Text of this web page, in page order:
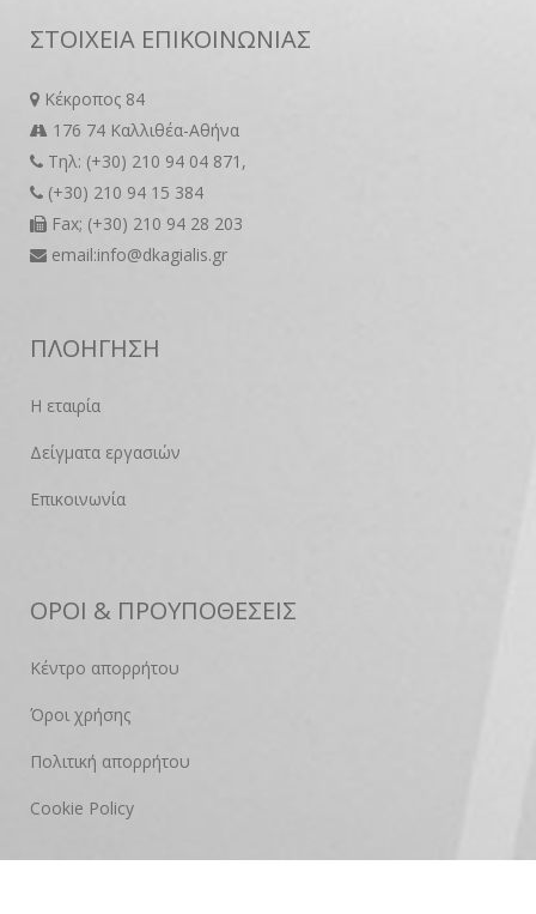
ΣΤΟΙΧΕΙΑ ΕΠΙΚΟΙΝΩΝΙΑΣ
Κέκροπος 84
176 74 Καλλιθέα-Αθήνα
Τηλ: (+30) 210 94 04 871,
(+30) 210 94 15 384
Fax; (+30) 210 94 28 203
email:info@dkagialis.gr
ΠΛΟΗΓΗΣΗ
Η εταιρία
Δείγματα εργασιών
Επικοινωνία
ΟΡΟΙ & ΠΡΟΥΠΟΘΕΣΕΙΣ
Κέντρο απορρήτου
Όροι χρήσης
Πολιτική απορρήτου
Cookie Policy